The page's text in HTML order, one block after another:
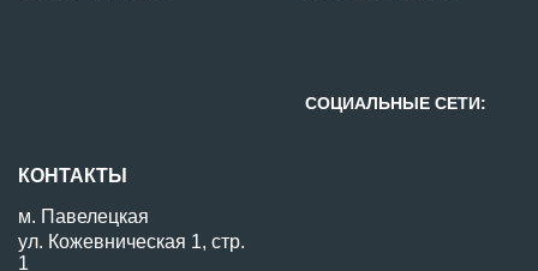
СОЦИАЛЬНЫЕ СЕТИ:
КОНТАКТЫ
м. Павелецкая
ул. Кожевническая 1, стр.
1